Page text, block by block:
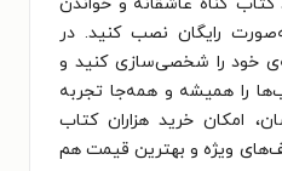
رایگان نصب کنید. در
خود را شخصی‌سازی کنید و
را همیشه و همه‌جا تجربه
امکان خرید هزاران کتاب
ویژه و بهترین قیمت هم